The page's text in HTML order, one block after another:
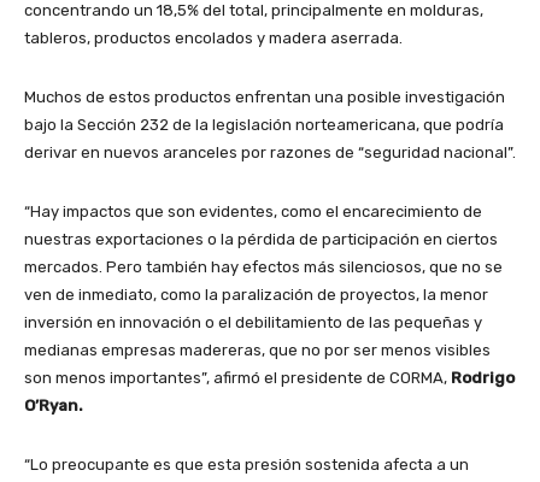
concentrando un 18,5% del total, principalmente en molduras,
tableros, productos encolados y madera aserrada.
Muchos de estos productos enfrentan una posible investigación
bajo la Sección 232 de la legislación norteamericana, que podría
derivar en nuevos aranceles por razones de “seguridad nacional”.
“Hay impactos que son evidentes, como el encarecimiento de
nuestras exportaciones o la pérdida de participación en ciertos
mercados. Pero también hay efectos más silenciosos, que no se
ven de inmediato, como la paralización de proyectos, la menor
inversión en innovación o el debilitamiento de las pequeñas y
medianas empresas madereras, que no por ser menos visibles
son menos importantes”, afirmó el presidente de CORMA, Rodrigo
O’Ryan.
“Lo preocupante es que esta presión sostenida afecta a un